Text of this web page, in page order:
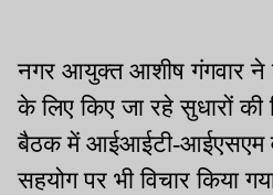
नगर आयुक्त आशीष गंगवार ने
के लिए किए जा रहे सुधारों की
बैठक में आईआईटी-आईएसएम
सहयोग पर भी विचार किया